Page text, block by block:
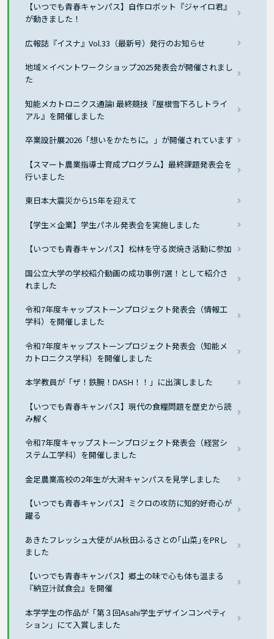
【いつでも青春キャンパス】自作ロボット『ジャイロ君』
が動きました！
広報誌『イスナ』Vol.33（最新号）発行のお知らせ
地域×イベントワークショップ2025発表会が開催されまし
た
知能メカトロニクス通論I 最終競技『屋根雪下ろしトライ
アル』を開催しました
卒業設計展2026「想いをかたちに。」が開催されています
【スマート農業指導士育成プログラム】最終課題発表会を
行いました
東日本大震災から15年を迎えて
【学生×企業】学生パネル発表会を実施しました
【いつでも青春キャンパス】松林を守る炭焼き活動に参加
国公立大学の学校紹介動画の成功事例7選！として紹介さ
れました
令和7年度キャップストーンプロジェクト発表会（情報工
学科）を開催しました
令和7年度キャップストーンプロジェクト発表会（知能メ
カトロニクス学科）を開催しました
本学教員が「ザ！鉄腕！DASH！！」に出演しました
【いつでも青春キャンパス】現代の食糧問題を歴史から読
み解く
令和7年度キャップストーンプロジェクト発表会（経営シ
ステム工学科）を開催しました
金足農業高校の2年生が大潟キャンパスを見学しました
【いつでも青春キャンパス】ミクロの攻防に知的好奇心が
躍る
あきたフレッシュ大使がJA秋田ふるさとの｢山菜｣をPRし
ました
【いつでも青春キャンパス】郷土の味で心も体も温まる
『納豆汁試食会』を開催
本学学生の作品が「第３回Asahi学生デザインコンペティ
ション」にて入賞しました